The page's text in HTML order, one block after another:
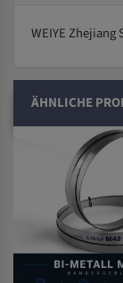
WEIYE Zhejiang
ÄHNLICHE